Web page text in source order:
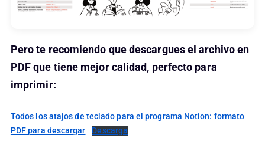
Pero te recomiendo que descargues el archivo en
PDF que tiene mejor calidad, perfecto para
imprimir:
Todos los atajos de teclado para el programa Notion: formato
PDF para descargar
Descarga